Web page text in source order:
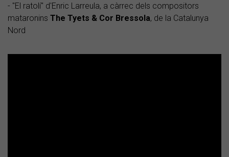
- "El ratolí" d'Enric Larreula, a càrrec dels compositors
mataronins The Tyets & Cor Bressola, de la Catalunya
Nord